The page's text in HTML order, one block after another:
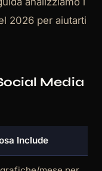
2026 per aiutarti
Media
Include